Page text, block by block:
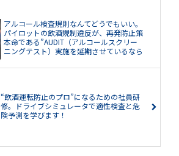
アルコール検査規則なんてどうでもいい。
パイロットの飲酒規制違反が、再発防止策
本命である”AUDIT（アルコールスクリー
ニングテスト）実施を延期させているなら
（2）を即日実施せよ。
“飲酒運転防止のプロ”になるための社員研
修。ドライブシミュレータで適性検査と危
険予測を学びます！